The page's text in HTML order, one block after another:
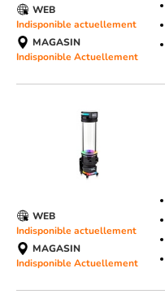
WEB
Indisponible actuellement
MAGASIN
Indisponible Actuellement
WEB
Indisponible actuellement
MAGASIN
Indisponible Actuellement